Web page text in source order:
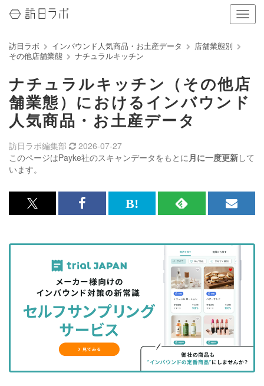
ナ
ビ
ョ
ン
の
り
る
訪日ラボ インバウンド人気商品・お土産データ
店舗業態別
その他店舗業態
ナチュラルキッチン
ナチュラルキッチン（その他店
舗業態）におけるインバウンド
人気商品・お土産データ
このページはPayke社のスキャンデータをもとに月に一度更新して
います。
訪日ラボ編集部 2026-07-27
x<br>
記
を
シ
ェ
る
Facebook<br>
記
事
を
シ
ェ
ア
す
る
は
な
ッ
ク
マ
に
RSS
記
事
を
購
読
す
る
メ
マ
ガ
登
録
す
る